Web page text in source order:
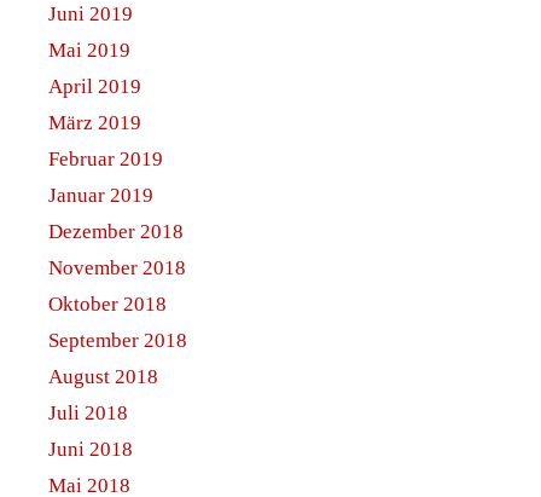
Juni 2019
Mai 2019
April 2019
März 2019
Februar 2019
Januar 2019
Dezember 2018
November 2018
Oktober 2018
September 2018
August 2018
Juli 2018
Juni 2018
Mai 2018